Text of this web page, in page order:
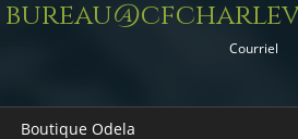
Courriel
Boutique Odela